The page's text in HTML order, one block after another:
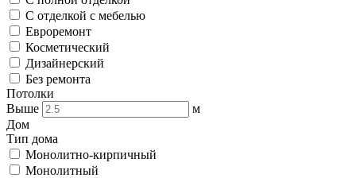
С отделкой с мебелью
Евроремонт
Косметический
Дизайнерский
Без ремонта
Потолки
Выше
м
Дом
Тип дома
Монолитно-кирпичный
Монолитный